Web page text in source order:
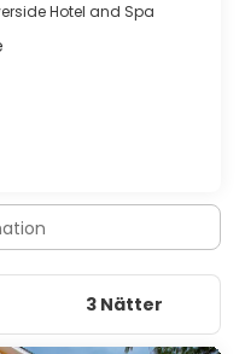
Hotel and Spa
3 Nätter